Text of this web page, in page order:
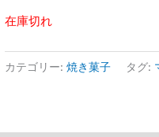
在庫切れ
カテゴリー: 焼き菓子 タグ: